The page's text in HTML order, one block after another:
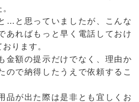
…と思っていましたが、こんな
あればもっと早く電話しておけ
ります。
金額の提示だけでなく、理由か
ので納得したうえで依頼するこ
品が出た際は是非とも宜しくお